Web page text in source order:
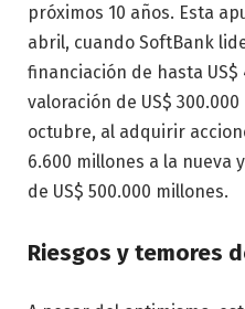
próximos 10 años. Esta
abril, cuando SoftBank
financiación de hasta
valoración de US$
octubre, al adquirir
6.600 millones a la nueva
de US$ 500.000 millones.
Riesgos y temores